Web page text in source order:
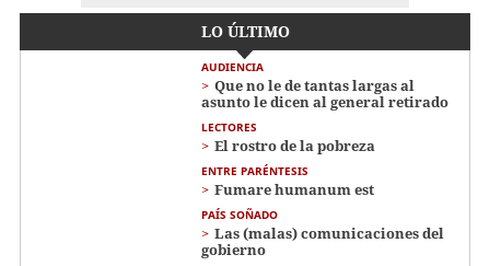
LO ÚLTIMO
AUDIENCIA
Que no le de tantas largas al
asunto le dicen al general retirado
LECTORES
El rostro de la pobreza
ENTRE PARÉNTESIS
Fumare humanum est
PAÍS SOÑADO
Las (malas) comunicaciones del
gobierno